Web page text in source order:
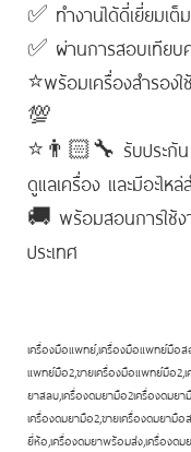
✅ ทำงานได้ดี่เยี่ยมเ
✅ ผ่านการสอบเทียบ
⭐พร้อมเครื่องสำรอ
💯
⭐👨🏻‍🔧 รับประกัน
ดูแลเครื่อง และมีอะไห
🚚 พร้อมสอนการใช้ง
ประเทศ
เครื่องมือแพทย์,เครื่องมือแพทย์มือ
แพทย์มือ2,ขายเครื่องมือแพทย์มือ2,เ
ยาสลบ,เครื่องดมยามือ2เครื่องดมย
เครื่องดมยามือ2,ขายเครื่องดมยามือ
ยี่ห้อ,เครื่องดมยาพร้อมส่ง,เครื่องด